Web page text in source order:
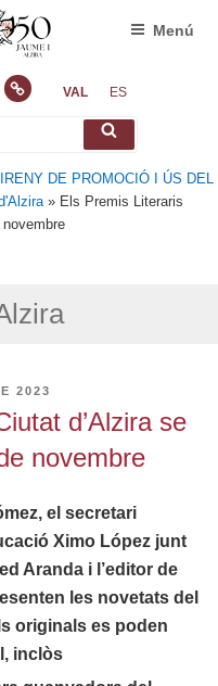
NormasVAL ES
Cerca
Menú
DE PROMOCIÓ I ÚS DEL
» Els Premis Literaris
2023
d’Alzira se
novembre
el secretari
Ximo López junt
Aranda i l’editor de
les novetats del
originals es poden
inclòs